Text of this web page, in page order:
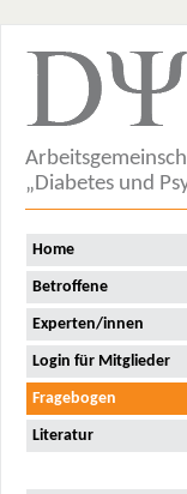
„Diabetes und
Home
Betroffene
Experten/innen
Login für Mitglieder
Fragebogen
Literatur